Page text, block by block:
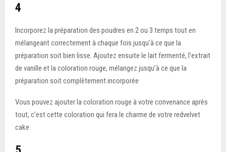
4
Incorporez la préparation des poudres en 2 ou 3 temps tout en
mélangeant correctement à chaque fois jusqu’à ce que la
préparation soit bien lisse. Ajoutez ensuite le lait fermenté, l’extrait
de vanille et la coloration rouge, mélangez jusqu’à ce que la
préparation soit complètement incorporée
Vous pouvez ajouter la coloration rouge à votre convenance après
tout, c’est cette coloration qui fera le charme de votre redvelvet
cake